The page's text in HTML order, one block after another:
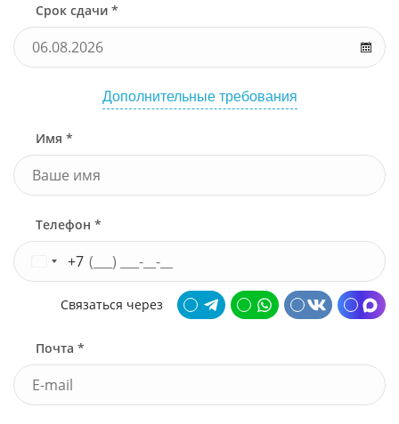
Срок сдачи *
Дополнительные требования
Имя *
Телефон *
+7
Связаться через
Почта *